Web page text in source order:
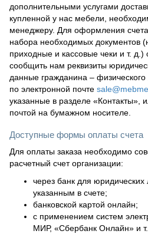
дополнительными услугами
купленной у нас мебели,
менеджеру. Для оформления счета
набора необходимых документов
приходные и кассовые чеки и т. д.)
сообщить нам реквизиты
данные гражданина –
по электронной почте
указанные в разделе «Контакты»,
почтой на бумажном носителе.
Доступные формы оплаты счета
Для оплаты заказа необходимо
расчетный счет организации:
через банк для юридических
указанным в счете;
банковской картой онлайн;
с применением систем
МИР, «Сбербанк Онлайн» и